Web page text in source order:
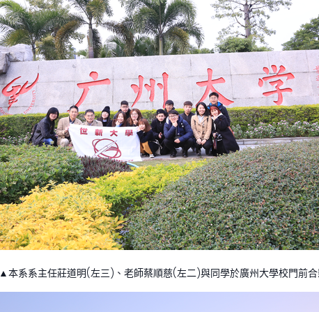
▲本系系主任莊道明(左三)、老師蔡順慈(左二)與同學於廣州大學校門前